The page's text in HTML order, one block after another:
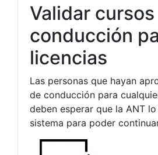
Validar
conducción
licencias
Las personas que hayan
de conducción para
deben esperar que la ANT
sistema para poder